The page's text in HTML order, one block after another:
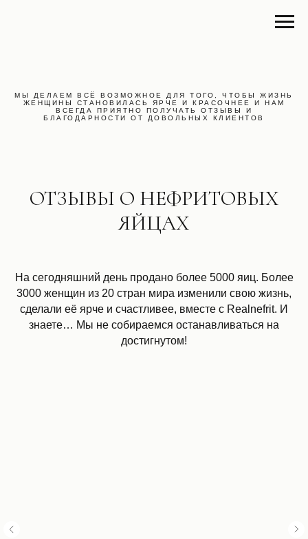
МЫ ДЕЛАЕМ ВСЁ ВОЗМОЖНОЕ ДЛЯ ТОГО, ЧТОБЫ ЖИЗНЬ
ЖЕНЩИНЫ СТАНОВИЛАСЬ ЯРЧЕ И КРАСОЧНЕЕ И НАМ
ВСЕГДА ПРИЯТНО ПОЛУЧАТЬ ОТЗЫВЫ И
БЛАГОДАРНОСТИ ОТ ДОВОЛЬНЫХ КЛИЕНТОВ
ОТЗЫВЫ О НЕФРИТОВЫХ
ЯЙЦАХ
На сегодняшний день продано более 5000 яиц. Более
3000 женщин из 20 стран мира изменили свою жизнь,
сделали её ярче и счастливее, вместе с Realnefrit. И
знаете… Мы не собираемся останавливаться на
достигнутом!